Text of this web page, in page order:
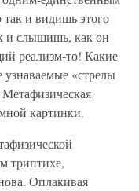
и видишь этого
и слышишь, как он
реализм-то! Какие
узнаваемые «стрелы
картинки.
триптихе,
Оплакивая